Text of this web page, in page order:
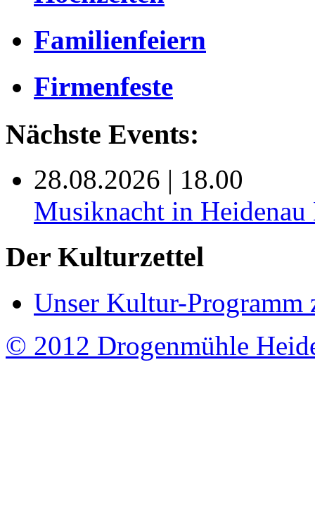
Familienfeiern
Firmenfeste
Nächste Events:
28.08.2026 | 18.00
Musiknacht in
Der Kulturzettel
Unser Kultur-Programm
© 2012 Drogenmühle